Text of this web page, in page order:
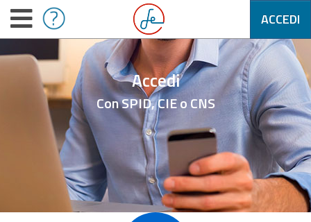
ACCEDI
Accedi
Con SPID, CIE o CNS